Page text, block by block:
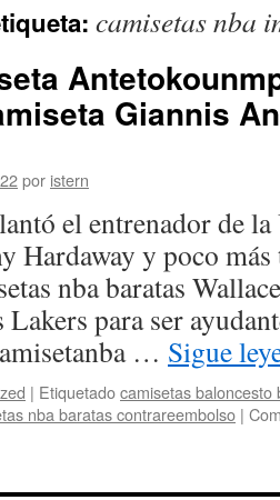
camisetas nba
Giannis
por istern
el entrenador de
Hardaway y poco
nba baratas
para ser
… Sigue
| Etiquetadocamisetas baloncesto
nba baratas contrareembolso |